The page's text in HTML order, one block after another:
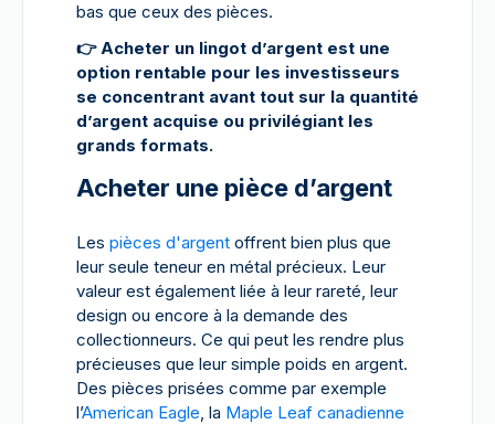
bas que ceux des pièces.
👉Acheter un lingot d’argent est une
option rentable pour les investisseurs
se concentrant avant tout sur la quantité
d’argent acquise ou privilégiant les
grands formats.
Acheter une pièce d’argent
Les pièces d'argent offrent bien plus que
leur seule teneur en métal précieux. Leur
valeur est également liée à leur rareté, leur
design ou encore à la demande des
collectionneurs. Ce qui peut les rendre plus
précieuses que leur simple poids en argent.
Des pièces prisées comme par exemple
l’American Eagle, la Maple Leaf canadienne